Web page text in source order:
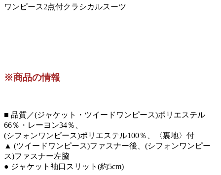
ワンピース2点付クラシカルスーツ
※商品の情報
■ 品質／(ジャケット・ツイードワンピース)ポリエステル
66％・レーヨン34％、
(シフォンワンピース)ポリエステル100％、〈裏地〉付
▲ (ツイードワンピース)ファスナー後、(シフォンワンピー
ス)ファスナー左脇
● ジャケット袖口スリット(約5cm)